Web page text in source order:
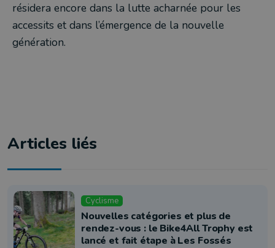
résidera encore dans la lutte acharnée pour les
accessits et dans l’émergence de la nouvelle
génération.
Articles liés
Cyclisme
Nouvelles catégories et plus de
rendez-vous : le Bike4All Trophy est
lancé et fait étape à Les Fossés